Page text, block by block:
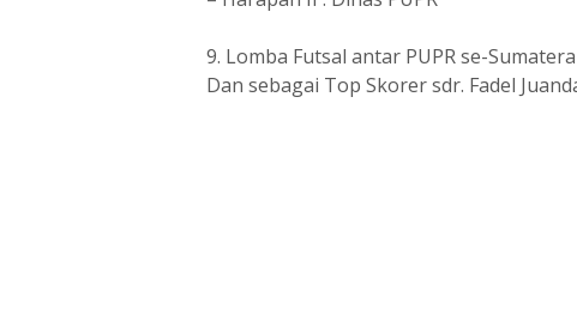
9. Lomba Futsal antar PUPR se-
Dan sebagai Top Skorer sdr. Fadel